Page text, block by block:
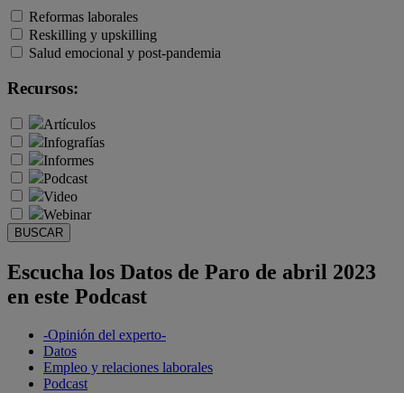
Reformas laborales
Reskilling y upskilling
Salud emocional y post-pandemia
Recursos:
Artículos
Infografías
Informes
Podcast
Video
Webinar
BUSCAR
Escucha los Datos de Paro de abril 2023
en este Podcast
-Opinión del experto-
Datos
Empleo y relaciones laborales
Podcast